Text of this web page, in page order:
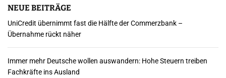
m
e
r
i
NEUE BEITRÄGE
UniCredit übernimmt fast die Hälfte der Commerzbank –
Übernahme rückt näher
Immer mehr Deutsche wollen auswandern: Hohe Steuern treiben
Fachkräfte ins Ausland